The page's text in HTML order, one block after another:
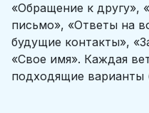
«Обращение к другу»,
письмо», «Ответы на
будущие контакты»,
«Свое имя». Каждая
подходящие варианты